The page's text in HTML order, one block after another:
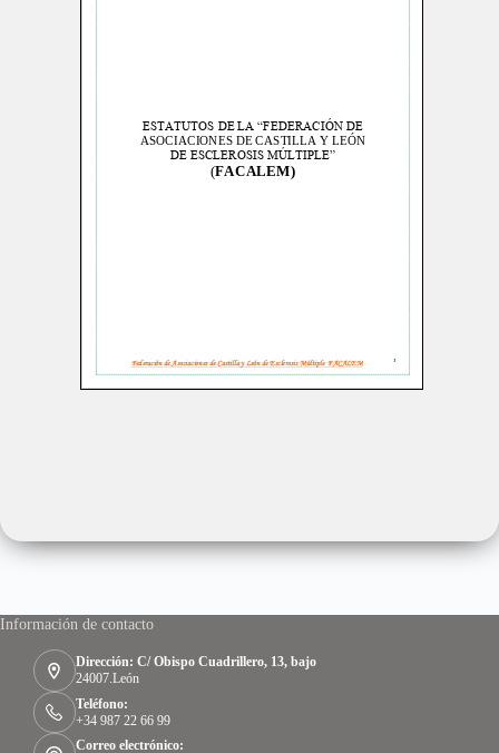
Información de contacto
Dirección: C/ Obispo Cuadrillero, 13, bajo
24007.León
Teléfono:
+34 987 22 66 99
Correo electrónico: